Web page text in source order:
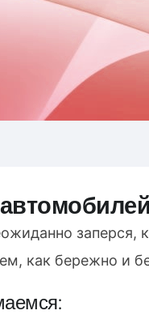
заперся,
как бережно и